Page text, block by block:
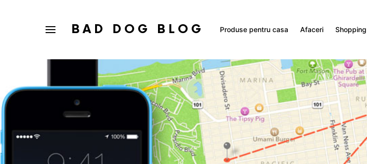
BAD DOG BLOG Produse pentru casa Afaceri Shopping